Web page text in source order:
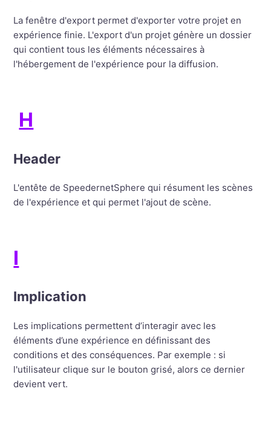
La fenêtre d'export permet d'exporter votre projet en
expérience finie. L'export d'un projet génère un dossier
qui contient tous les éléments nécessaires à
l'hébergement de l'expérience pour la diffusion.
H
Header
L'entête de SpeedernetSphere qui résument les scènes
de l'expérience et qui permet l'ajout de scène.
I
Implication
Les implications permettent d’interagir avec les
éléments d’une expérience en définissant des
conditions et des conséquences. Par exemple : si
l'utilisateur clique sur le bouton grisé, alors ce dernier
devient vert.